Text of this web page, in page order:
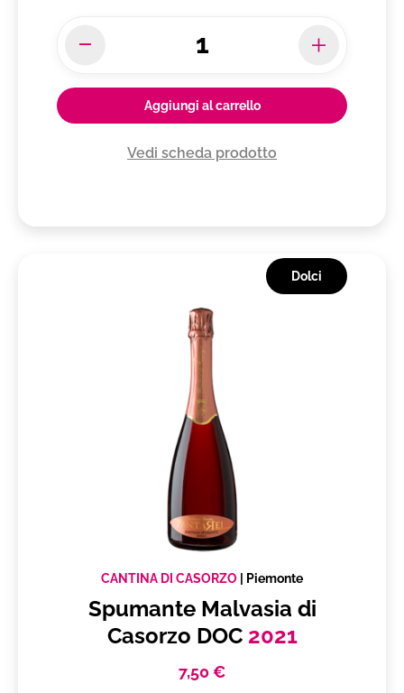
Aggiungi al carrello
Vedi scheda prodotto
Dolci
CANTINA DI CASORZO | Piemonte
Spumante Malvasia di
Casorzo DOC 2021
7,50 €